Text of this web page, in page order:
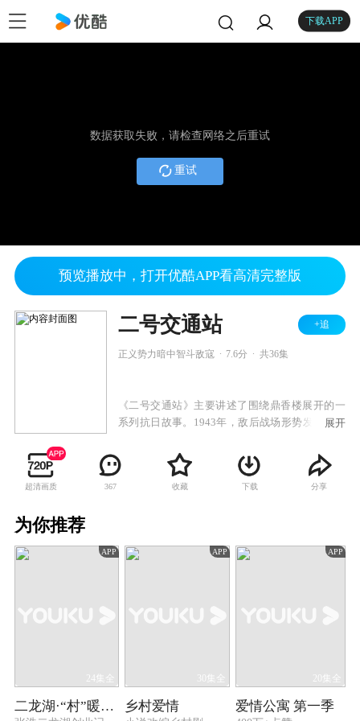
下载APP
数据获取失败，请检查网络之后重试
重试
预览播放中，打开优酷APP看高清完整版
二号交通站 +追
正义势力暗中智斗敌寇 7.6分 共36集
《二号交通站》主要讲述了围绕鼎香楼展开的一
系列抗日故事。1943年，敌后战场形势发生重大
壮大，我八路军逐步对日伪采取攻势作战，开始
局部反攻。周边数座县城被解放，安邱城也势如
累卵，旦夕可下，满城日伪人心惶惶，人民群众
交通要道，又有平汉铁路经过，属于军事重镇。
展开
超清画质 367 收藏 下载 分享
为你推荐
APP
24集全
二龙湖·“村”暖花开
APP
30集全
乡村爱情
APP
20集全
爱情公寓 第一季